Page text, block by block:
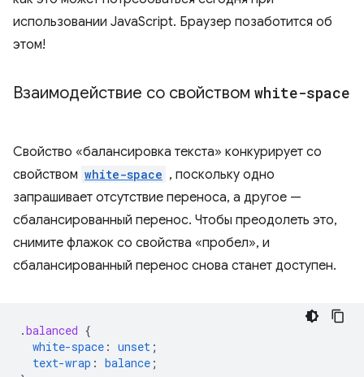
использовании JavaScript. Браузер позаботится об
этом!
Взаимодействие со свойством white-space
Свойство «балансировка текста» конкурирует со
свойством white-space , поскольку одно
запрашивает отсутствие переноса, а другое —
сбалансированный перенос. Чтобы преодолеть это,
снимите флажок со свойства «пробел», и
сбалансированный перенос снова станет доступен.
.balanced {
white-space : unset ;
text-wrap : balance ;